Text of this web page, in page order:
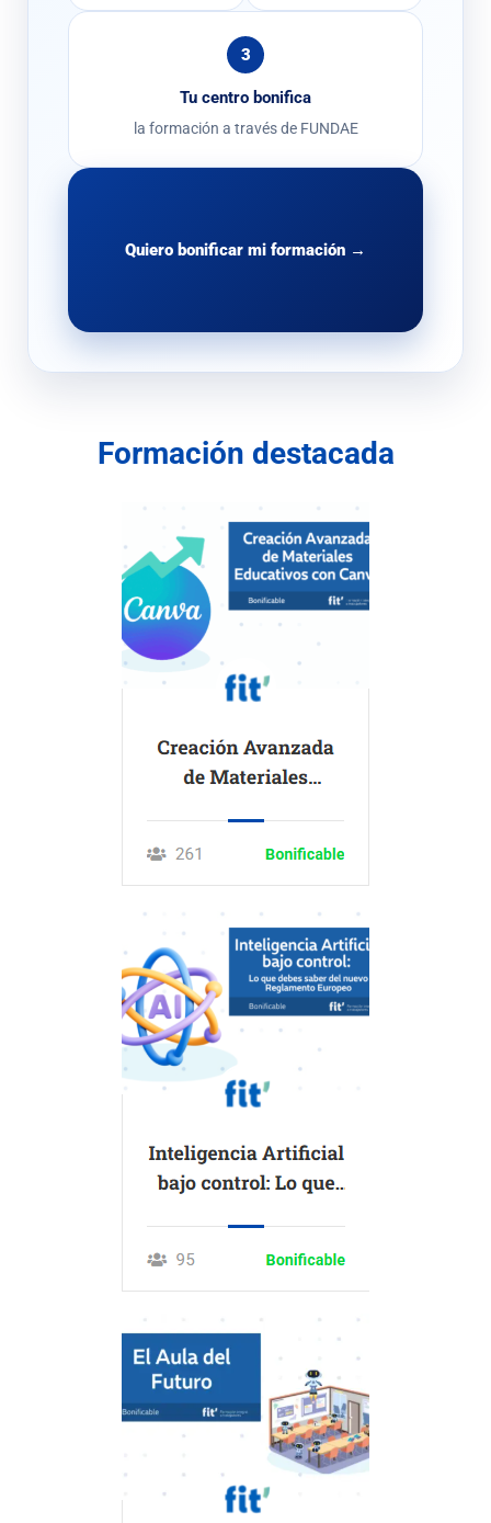
3
Tu centro bonifica
la formación a través de FUNDAE
Quiero bonificar mi formación →
Formación destacada